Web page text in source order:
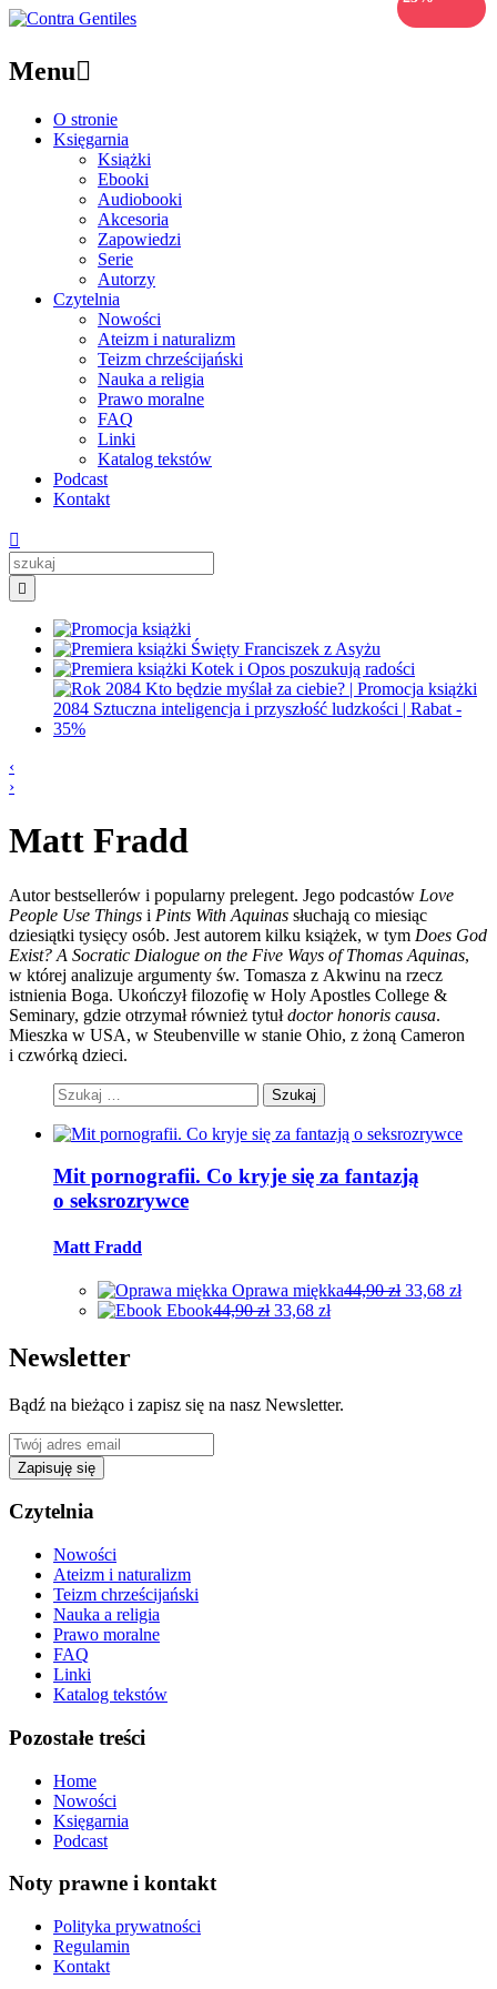
Menu
O stronie
Księgarnia
Książki
Ebooki
Audiobooki
Akcesoria
Zapowiedzi
Serie
Autorzy
Czytelnia
Nowości
Ateizm i naturalizm
Teizm chrześcijański
Nauka a religia
Prawo moralne
FAQ
Linki
Katalog tekstów
Podcast
Kontakt


‹
›
Matt Fradd
Autorbestsellerów i popularny prelegent. Jego podcastów Love
People Use Things i Pints ​​With Aquinas słuchają co miesiąc
dziesiątki tysięcy osób. Jest autorem kilku książek, w tym Does God
Exist? A Socratic Dialogue on the Five Ways of Thomas Aquinas,
w której analizuje argumenty św. Tomasza z Akwinu na rzecz
istnienia Boga. Ukończył filozofię w Holy Apostles College &
Seminary, gdzie otrzymał również tytułdoctorhonoris causa.
Mieszka w USA, w Steubenville w stanie Ohio, z żoną Cameron
i czwórką dzieci.
Szukaj:
Mit pornografii. Co kryje się za fantazją
o seksrozrywce
Matt Fradd
Oprawa miękka44,90zł 33,68 zł
Ebook44,90zł 33,68 zł
produkt
ma
wariantów.
Opcje
można
wybrać
stronie
Newsletter
Bądź na bieżąco i zapisz się na nasz Newsletter.
Zapisuję się
Czytelnia
Nowości
Ateizm i naturalizm
Teizm chrześcijański
Nauka a religia
Prawo moralne
FAQ
Linki
Katalog tekstów
Pozostałe treści
Home
Nowości
Księgarnia
Podcast
Noty prawne i kontakt
Polityka prywatności
Regulamin
Kontakt